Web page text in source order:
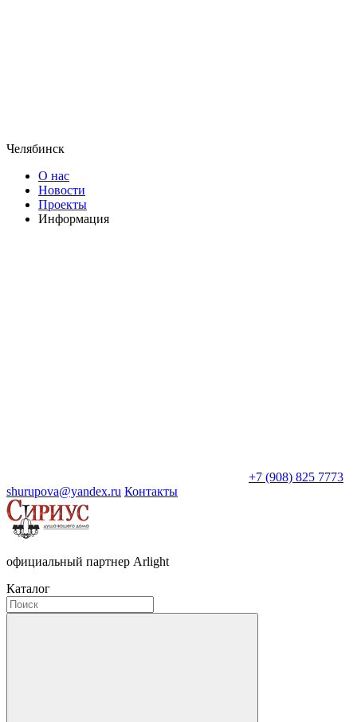
Челябинск
О нас
Новости
Проекты
Информация
+7 (908) 825 7773
shurupova@yandex.ru Контакты
официальный партнер Arlight
Каталог